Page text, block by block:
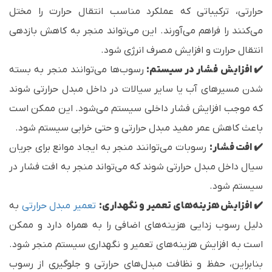
حرارتی، ترکیباتی که عملکرد مناسب انتقال حرارت را مختل
می‌کنند را فراهم می‌آورند. این می‌تواند منجر به کاهش بازدهی
انتقال حرارت و افزایش مصرف انرژی شود.
✔️ افزایش فشار در سیستم: رسوب‌ها می‌توانند منجر به بسته
شدن مسیرهای آب یا سایر سیالات در داخل مبدل حرارتی شوند
که موجب افزایش فشار داخلی سیستم می‌شود. این ممکن است
باعث کاهش عمر مفید مبدل حرارتی و حتی خرابی سیستم شود.
✔️ افت فشار: رسوبات می‌توانند منجر به ایجاد موانع برای جریان
سیال داخل مبدل حرارتی شوند که می‌تواند منجر به افت فشار در
سیستم شود.
✔️ افزایش هزینه‌های تعمیر و نگهداری: تعمیر مبدل‌ حرارتی به
دلیل رسوب زدایی هزینه‌های اضافی را به همراه دارد و ممکن
است به افزایش هزینه‌های تعمیر و نگهداری سیستم منجر شود.
بنابراین، حفظ و نظافت مبدل‌های حرارتی و جلوگیری از رسوب